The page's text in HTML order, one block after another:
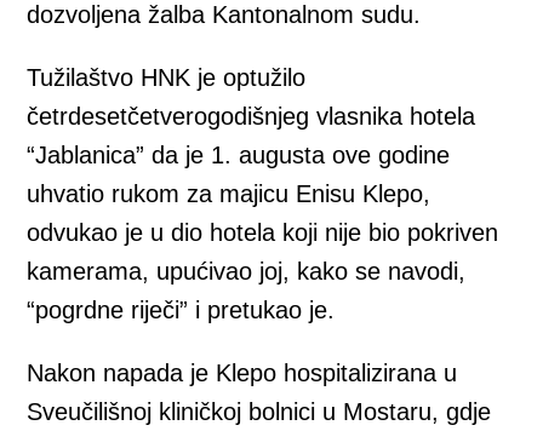
dozvoljena žalba Kantonalnom sudu.
Tužilaštvo HNK je optužilo
četrdesetčetverogodišnjeg vlasnika hotela
“Jablanica” da je 1. augusta ove godine
uhvatio rukom za majicu Enisu Klepo,
odvukao je u dio hotela koji nije bio pokriven
kamerama, upućivao joj, kako se navodi,
“pogrdne riječi” i pretukao je.
Nakon napada je Klepo hospitalizirana u
Sveučilišnoj kliničkoj bolnici u Mostaru, gdje